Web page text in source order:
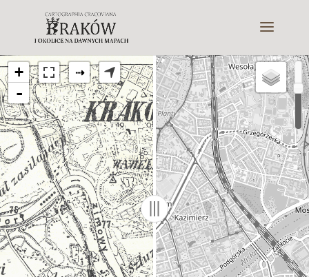
+
-
⇢